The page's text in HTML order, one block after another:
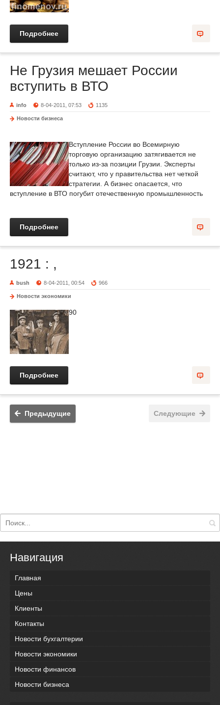
Подробнее
Не Грузия мешает России
вступить в ВТО
info 8-04-2011, 07:53 1135
Новости бизнеса
Вступление России во Всемирную
торговую организацию затягивается не
только из-за позиции Грузии. Эксперты
считают, что у правительства нет четкой
стратегии. А бизнес опасается, что
вступление в ВТО погубит отечественную промышленность
Подробнее
1921 : ,
bush 8-04-2011, 00:54 966
Новости экономики
90
Подробнее
Предыдущие Следующие
Навигация
Главная
Цены
Клиенты
Контакты
Новости бухгалтерии
Новости экономики
Новости финансов
Новости бизнеса